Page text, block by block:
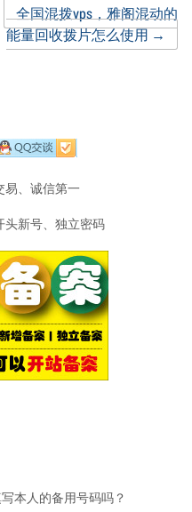
全国混拨vps，雅阁混动的
能量回收拨片怎么使用→
易、诚信第一
头新号、独立密码
本人的备用号码吗？